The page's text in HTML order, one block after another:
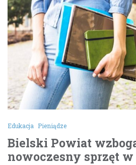
Edukacja Pieniądze
Bielski Powiat
nowoczesny sprzęt w